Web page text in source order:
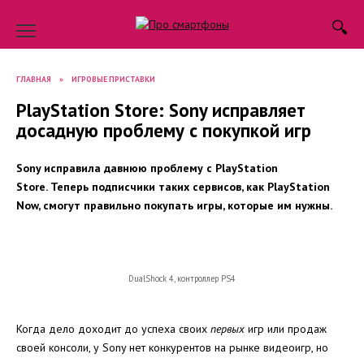
content
ГЛАВНАЯ » ИГРОВЫЕ ПРИСТАВКИ
PlayStation Store: Sony исправляет
досадную проблему с покупкой игр
Sony исправила давнюю проблему с PlayStation
Store. Теперь подписчики таких сервисов, как PlayStation
Now, смогут правильно покупать игры, которые им нужны.
DualShock 4, контроллер PS4
Когда дело доходит до успеха своих первых игр или продаж
своей консоли, у Sony нет конкурентов на рынке видеоигр, но